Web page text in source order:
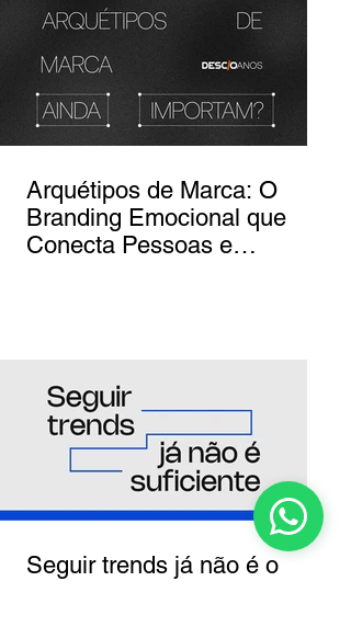
Arquétipos de Marca: O
Branding Emocional que
Conecta Pessoas e
Seguir trends já não é o